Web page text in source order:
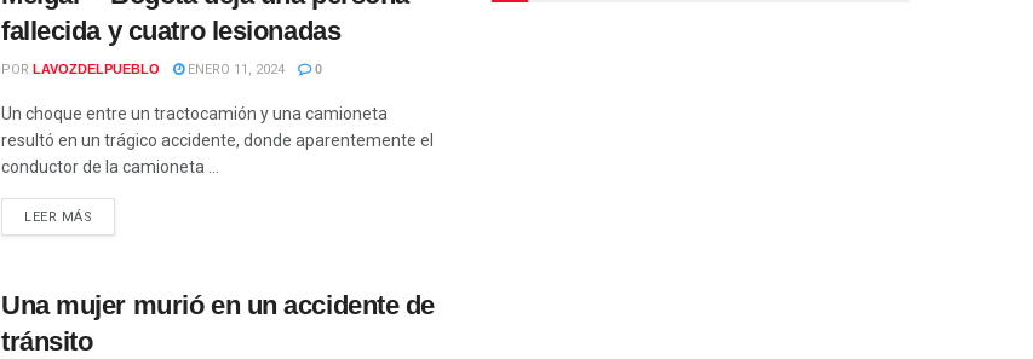
fallecida y cuatro lesionadas
POR LAVOZDELPUEBLO ENERO 11, 2024 0
Un choque entre un tractocamión y una camioneta
resultó en un trágico accidente, donde aparentemente el
conductor de la camioneta ...
LEER MÁS
Una mujer murió en un accidente de
tránsito